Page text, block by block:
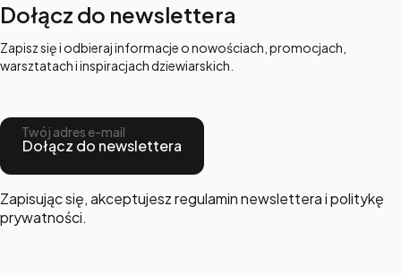
Dołącz do newslettera
Zapisz się i odbieraj informacje o nowościach, promocjach,
warsztatach i inspiracjach dziewiarskich.
Twój adres e-mail
Dołącz do newslettera
Zapisując się, akceptujesz regulamin newslettera i politykę
prywatności.